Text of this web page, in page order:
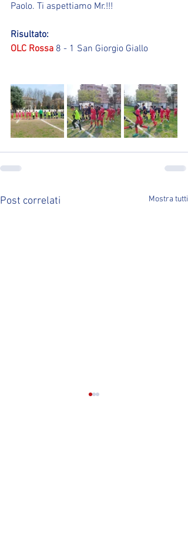
Paolo. Ti aspettiamo Mr.!!!
Risultato:
OLC Rossa 8 - 1 San Giorgio Giallo
Post correlati Mostra tutti